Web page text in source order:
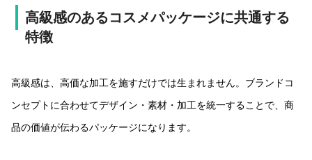
高級感のあるコスメパッケージに共通する
特徴
高級感は、高価な加工を施すだけでは生まれません。ブランドコ
ンセプトに合わせてデザイン・素材・加工を統一することで、商
品の価値が伝わるパッケージになります。